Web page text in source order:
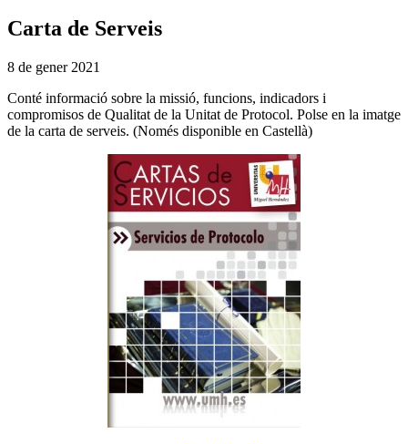
Carta de Serveis
8 de gener 2021
Conté informació sobre la missió, funcions, indicadors i
compromisos de Qualitat de la Unitat de Protocol. Polse en la imatge
de la carta de serveis. (Només disponible en Castellà)